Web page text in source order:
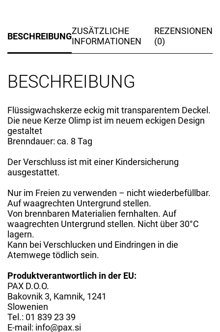
BESCHREIBUNGZUSÄTZLICHE
INFORMATIONEN
REZENSIONEN
(0)
BESCHREIBUNG
Flüssigwachskerze eckig mit transparentem Deckel.
Die neue Kerze Olimp ist im neuem eckigen Design
gestaltet
Brenndauer: ca. 8 Tag
Der Verschluss ist mit einer Kindersicherung
ausgestattet.
Nur im Freien zu verwenden – nicht wiederbefüllbar.
Auf waagrechten Untergrund stellen.
Von brennbaren Materialien fernhalten. Auf
waagrechten Untergrund stellen. Nicht über 30°C
lagern.
Kann bei Verschlucken und Eindringen in die
Atemwege tödlich sein.
Produktverantwortlich in der EU:
PAX D.O.O.
Bakovnik 3, Kamnik, 1241
Slowenien
Tel.: 01 839 23 39
E-mail: info@pax.si